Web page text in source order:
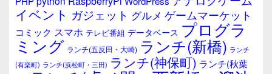
ェ
ア
イベント ガジェット グルメ ゲームマーケット
コミック スマホ テレビ番組 データベース プログラ
ミング ランチ(五反田・大崎) ランチ(新橋) ランチ
(有楽町) ランチ(浜松町・三田) ランチ(神保町) ランチ(秋葉